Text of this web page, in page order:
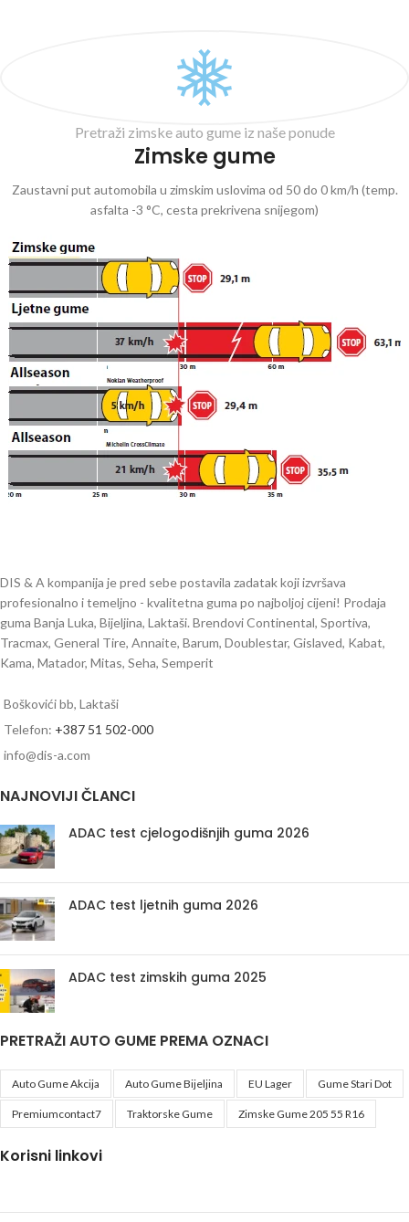
Pretraži zimske auto gume iz naše ponude
Zimske gume
Zaustavni put automobila u zimskim uslovima od 50 do 0 km/h (temp.
asfalta -3 °C, cesta prekrivena snijegom)
DIS & A kompanija je pred sebe postavila zadatak koji izvršava
profesionalno i temeljno - kvalitetna guma po najboljoj cijeni! Prodaja
guma Banja Luka, Bijeljina, Laktaši. Brendovi Continental, Sportiva,
Tracmax, General Tire, Annaite, Barum, Doublestar, Gislaved, Kabat,
Kama, Matador, Mitas, Seha, Semperit
Boškovići bb, Laktaši
Telefon: +387 51 502-000
info@dis-a.com
NAJNOVIJI ČLANCI
ADAC test cjelogodišnjih guma 2026
ADAC test ljetnih guma 2026
ADAC test zimskih guma 2025
PRETRAŽI AUTO GUME PREMA OZNACI
Auto Gume Akcija Auto Gume Bijeljina EU Lager Gume Stari Dot
Premiumcontact7 Traktorske Gume Zimske Gume 205 55 R16
Korisni linkovi